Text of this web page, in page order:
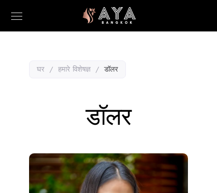
घर / हमारे विशेषज्ञ / डॉलर
डॉलर